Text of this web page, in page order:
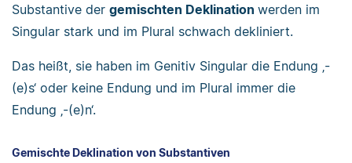
Substantive der gemischten Deklination werden im
Singular stark und im Plural schwach dekliniert.
Das heißt, sie haben im Genitiv Singular die Endung ‚-
(e)s‘ oder keine Endung und im Plural immer die
Endung ‚-(e)n‘.
Gemischte Deklination von Substantiven